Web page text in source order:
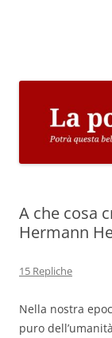
A che cosa
Hermann
15 Repliche
Nella nostra
puro